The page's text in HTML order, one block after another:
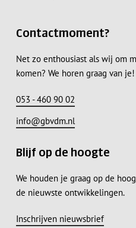
Contactmoment?
Net zo enthousiast als wij om
komen? We horen graag van je!
053 - 460 90 02
info@gbvdm.nl
Blijf op de hoogte
We houden je graag op de
de nieuwste ontwikkelingen.
Inschrijven nieuwsbrief